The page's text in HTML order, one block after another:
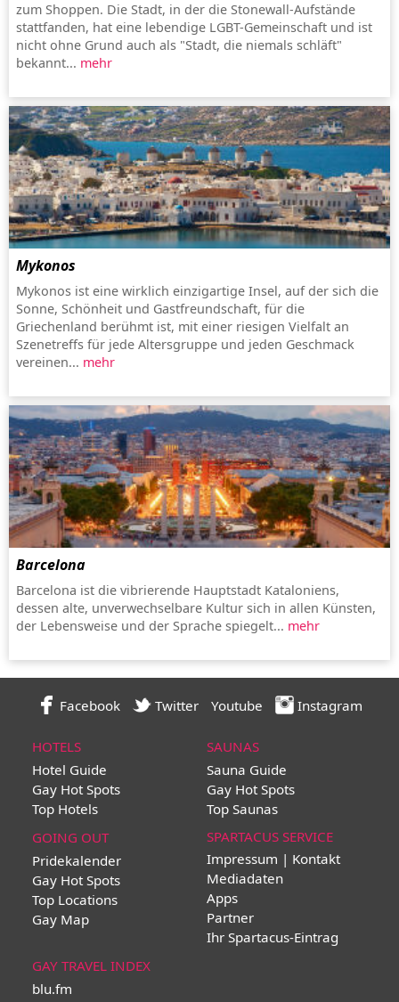
zum Shoppen. Die Stadt, in der die Stonewall-Aufstände
stattfanden, hat eine lebendige LGBT-Gemeinschaft und ist
nicht ohne Grund auch als "Stadt, die niemals schläft"
bekannt... mehr
Mykonos
Mykonos ist eine wirklich einzigartige Insel, auf der sich die
Sonne, Schönheit und Gastfreundschaft, für die
Griechenland berühmt ist, mit einer riesigen Vielfalt an
Szenetreffs für jede Altersgruppe und jeden Geschmack
vereinen... mehr
Barcelona
Barcelona ist die vibrierende Hauptstadt Kataloniens,
dessen alte, unverwechselbare Kultur sich in allen Künsten,
der Lebensweise und der Sprache spiegelt... mehr
Facebook Twitter Youtube Instagram
HOTELS
Hotel Guide
Gay Hot Spots
Top Hotels
SAUNAS
Sauna Guide
Gay Hot Spots
Top Saunas
GOING OUT
Pridekalender
Gay Hot Spots
Top Locations
Gay Map
SPARTACUS SERVICE
Impressum | Kontakt
Mediadaten
Apps
Partner
Ihr Spartacus-Eintrag
GAY TRAVEL INDEX
blu.fm